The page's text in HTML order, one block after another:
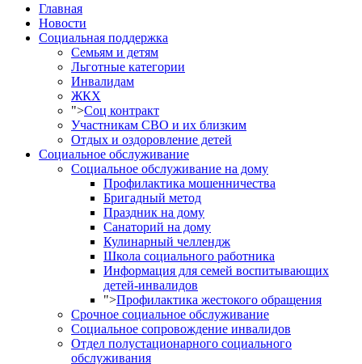
Главная
Новости
Социальная поддержка
Семьям и детям
Льготные категории
Инвалидам
ЖКХ
">Соц контракт
Участникам СВО и их близким
Отдых и оздоровление детей
Социальное обслуживание
Социальное обслуживание на дому
Профилактика мошенничества
Бригадный метод
Праздник на дому
Санаторий на дому
Кулинарный челлендж
Школа социального работника
Информация для семей воспитывающих
детей-инвалидов
">Профилактика жестокого обращения
Срочное социальное обслуживание
Социальное сопровождение инвалидов
Отдел полустационарного социального
обслуживания